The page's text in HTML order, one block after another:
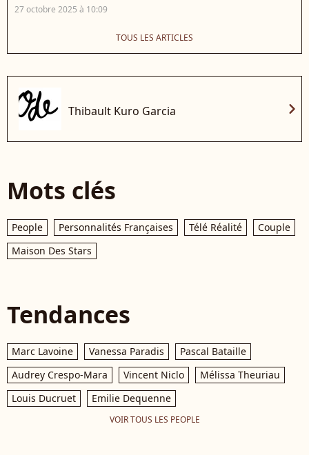
27 octobre 2025 à 10:09
TOUS LES ARTICLES
Thibault Kuro Garcia chevron_right
Mots clés
People Personnalités Françaises Télé Réalité
Couple
Maison Des Stars
Tendances
Marc Lavoine Vanessa Paradis
Pascal Bataille
Audrey Crespo-Mara
Vincent Niclo
Mélissa Theuriau
Louis Ducruet
Emilie Dequenne
VOIR TOUS LES PEOPLE